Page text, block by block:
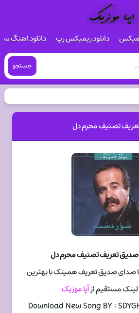
دانلود ریمیکس رپ دانلود اهنگ
جستجو
تصنیف محرم دل
صدیق تعریف تصنیف محرم دل
صدیق تعریف همینک با بهترین
مستقیم ازآپا موزیک
Download New Song BY :